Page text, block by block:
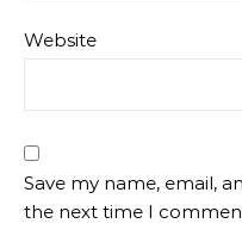
Website
Save my name, email,
the next time I